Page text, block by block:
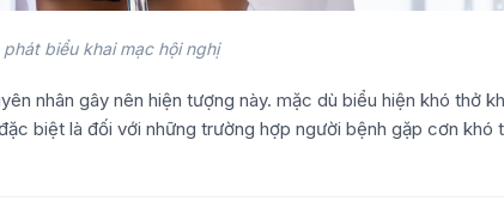
biểu khai mạc hội nghị
nhân gây nên hiện tượng này. mặc dù biểu hiện khó thở
biệt là đối với những trường hợp người bệnh gặp cơn khó